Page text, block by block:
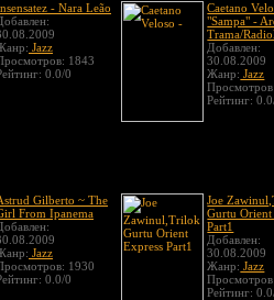
- Nara Leão
Jazz
1843
0.0/0
Caetano
"Sampa" -
Trama/
Добавлен:
30.08.2009
Жанр: Jazz
Рейтинг:
Gilberto ~ The
From Ipanema
Jazz
1930
0.0/0
Joe
Gurtu Orient
Part1
Добавлен:
30.08.2009
Жанр: Jazz
Рейтинг: